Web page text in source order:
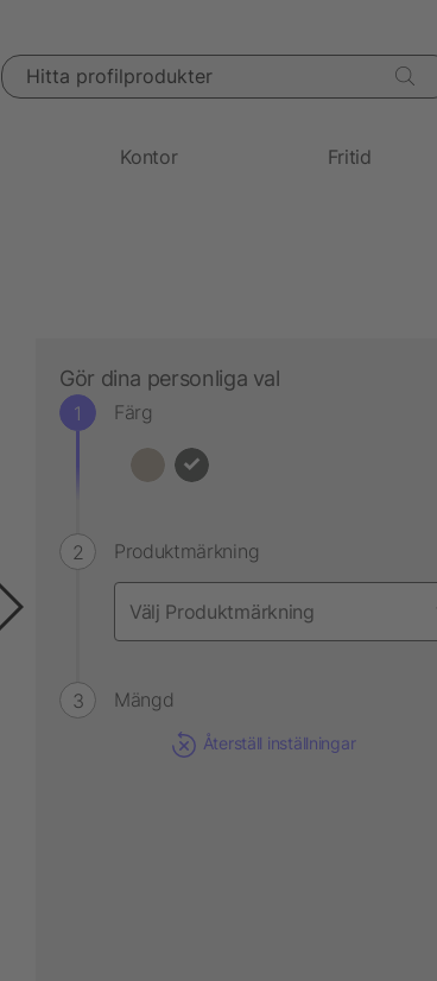
Hitta profilprodukter
Kontor Fritid
Gör dina personliga val
Färg
Produktmärkning
Mängd
Återställ inställningar